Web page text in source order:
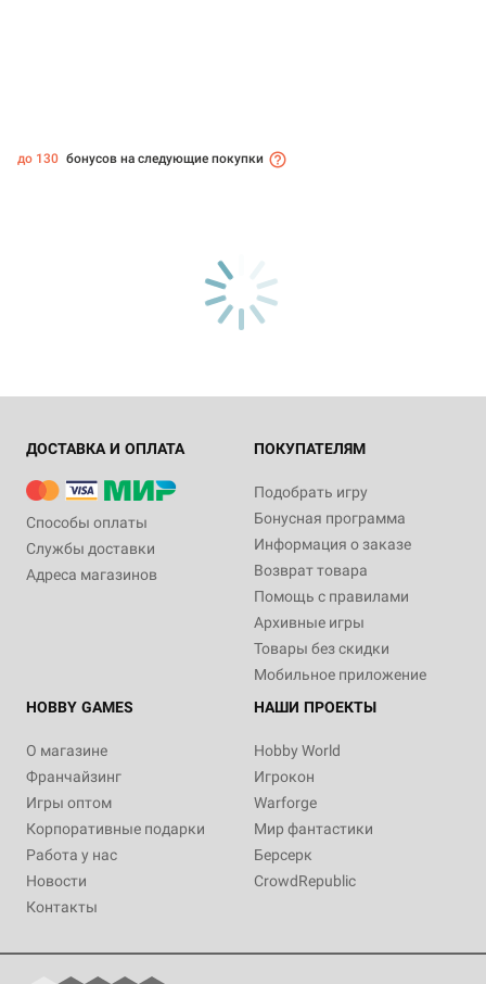
до 130 бонусов на следующие покупки
ДОСТАВКА И ОПЛАТА
Способы оплаты
Службы доставки
Адреса магазинов
ПОКУПАТЕЛЯМ
Подобрать игру
Бонусная программа
Информация о заказе
Возврат товара
Помощь с правилами
Архивные игры
Товары без скидки
Мобильное приложение
HOBBY GAMES
О магазине
Франчайзинг
Игры оптом
Корпоративные подарки
Работа у нас
Новости
Контакты
НАШИ ПРОЕКТЫ
Hobby World
Игрокон
Warforge
Мир фантастики
Берсерк
CrowdRepublic